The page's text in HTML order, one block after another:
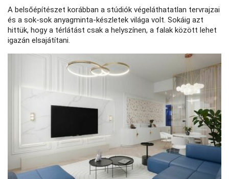
A belsőépítészet korábban a stúdiók végeláthatatlan tervrajzai
és a sok-sok anyagminta-készletek világa volt. Sokáig azt
hittük, hogy a térlátást csak a helyszínen, a falak között lehet
igazán elsajátítani.